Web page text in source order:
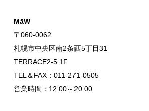
MāW
〒060-0062
札幌市中央区南2条西5丁目31
TERRACE2-5 1F
TEL＆FAX：011-271-0505
営業時間：12:00～20:00